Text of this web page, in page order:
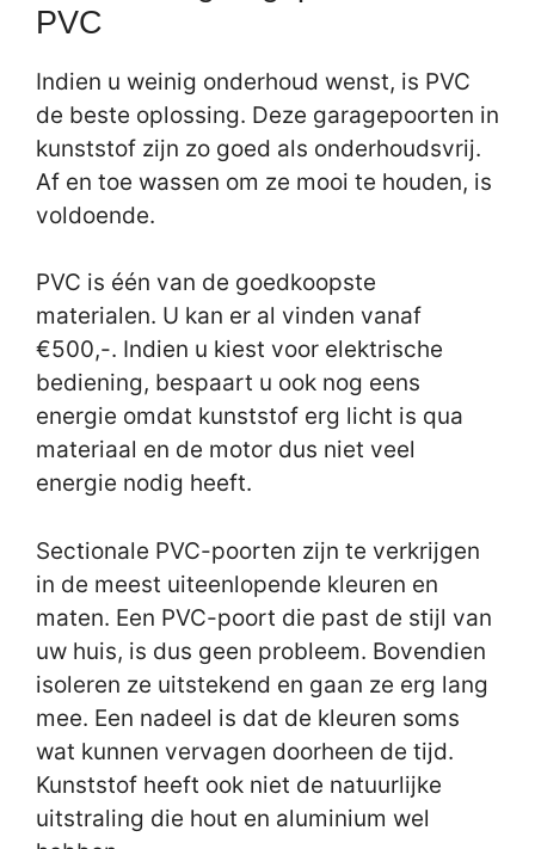
PVC
Indien u weinig onderhoud wenst, is PVC
de beste oplossing. Deze garagepoorten in
kunststof zijn zo goed als onderhoudsvrij.
Af en toe wassen om ze mooi te houden, is
voldoende.
PVC is één van de goedkoopste
materialen. U kan er al vinden vanaf
€500,-. Indien u kiest voor elektrische
bediening, bespaart u ook nog eens
energie omdat kunststof erg licht is qua
materiaal en de motor dus niet veel
energie nodig heeft.
Sectionale PVC-poorten zijn te verkrijgen
in de meest uiteenlopende kleuren en
maten. Een PVC-poort die past de stijl van
uw huis, is dus geen probleem. Bovendien
isoleren ze uitstekend en gaan ze erg lang
mee. Een nadeel is dat de kleuren soms
wat kunnen vervagen doorheen de tijd.
Kunststof heeft ook niet de natuurlijke
uitstraling die hout en aluminium wel